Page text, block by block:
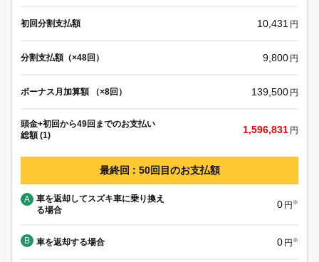
初回分割支払額 10,431 円
分割支払額（×48回） 9,800 円
ボーナス月加算額 （×8回） 139,500 円
頭金+初回から49回までのお支払い
総額 (1)
1,596,831 円
最終回 : 50回目のお支払額
A
車を返却してスズキ車に乗り換え
る場合
0 円 ※
B 車を返却する場合 0 円 ※